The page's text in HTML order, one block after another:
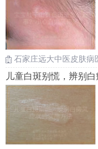
石家庄远大中医皮肤
儿童白斑别慌，辨别